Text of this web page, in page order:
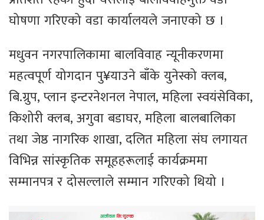
घोषणा गरिएको वडा कार्यालयले जनाएको छ ।
मधुवन नगरपालिकामा बालविवाह न्यूनीकरणमा
महत्वपूर्ण योगदान पु¥याउने बाँके युनेस्को क्लब,
बि.ग्रुप, प्लान इन्टरनेशनल नेपाल, महिला स्वयंसेविका,
किशोरी क्लब, अगुवा बडाघर, महिला बालबालिका
तथा जेष्ठ नागरिक शाखा, दलित महिला संघ लगायत
विभिन्न सांस्कृतिक समूहहरूलाई कार्यक्रममा
सम्मानपत्र र दोसल्लाले सम्मान गरिएको थियो ।